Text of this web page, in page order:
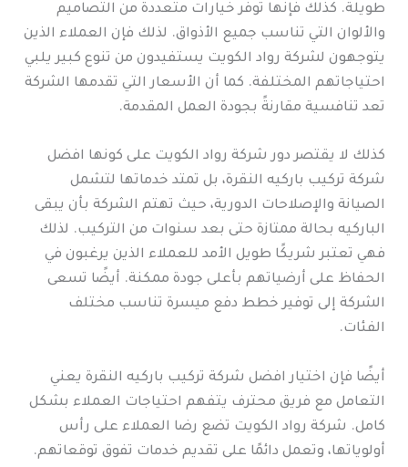
طويلة. كذلك فإنها توفر خيارات متعددة من التصاميم
والألوان التي تناسب جميع الأذواق. لذلك فإن العملاء الذين
يتوجهون لشركة رواد الكويت يستفيدون من تنوع كبير يلبي
احتياجاتهم المختلفة. كما أن الأسعار التي تقدمها الشركة
تعد تنافسية مقارنةً بجودة العمل المقدمة.
كذلك لا يقتصر دور شركة رواد الكويت على كونها افضل
شركة تركيب باركيه النقرة، بل تمتد خدماتها لتشمل
الصيانة والإصلاحات الدورية، حيث تهتم الشركة بأن يبقى
الباركيه بحالة ممتازة حتى بعد سنوات من التركيب. لذلك
فهي تعتبر شريكًا طويل الأمد للعملاء الذين يرغبون في
الحفاظ على أرضياتهم بأعلى جودة ممكنة. أيضًا تسعى
الشركة إلى توفير خطط دفع ميسرة تناسب مختلف
الفئات.
أيضًا فإن اختيار افضل شركة تركيب باركيه النقرة يعني
التعامل مع فريق محترف يتفهم احتياجات العملاء بشكل
كامل. شركة رواد الكويت تضع رضا العملاء على رأس
أولوياتها، وتعمل دائمًا على تقديم خدمات تفوق توقعاتهم.